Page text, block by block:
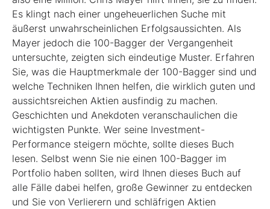
Es klingt nach einer ungeheuerlichen Suche mit
äußerst unwahrscheinlichen Erfolgsaussichten. Als
Mayer jedoch die 100-Bagger der Vergangenheit
untersuchte, zeigten sich eindeutige Muster. Erfahren
Sie, was die Hauptmerkmale der 100-Bagger sind und
welche Techniken Ihnen helfen, die wirklich guten und
aussichtsreichen Aktien ausfindig zu machen.
Geschichten und Anekdoten veranschaulichen die
wichtigsten Punkte. Wer seine Investment-
Performance steigern möchte, sollte dieses Buch
lesen. Selbst wenn Sie nie einen 100-Bagger im
Portfolio haben sollten, wird Ihnen dieses Buch auf
alle Fälle dabei helfen, große Gewinner zu entdecken
und Sie von Verlierern und schläf­rigen Aktien